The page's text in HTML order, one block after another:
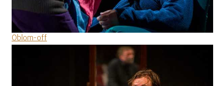
Oblom-off